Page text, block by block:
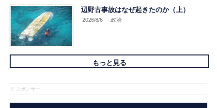
辺野古事故はなぜ起きたのか（上）
2026/8/6 .政治
もっと見る
※ スポンサー